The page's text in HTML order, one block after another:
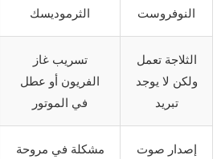
النوفروست
الثرموديسك
الثلاجة تعمل
ولكن لا يوجد
تبريد
تسريب غاز
الفريون أو عطل
في الموتور
إصدار صوت
مشكلة في مروحة